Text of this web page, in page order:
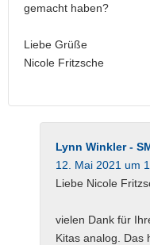
gemacht haben?
Liebe Grüße
Nicole Fritzsche
Lynn Winkler -
12. Mai 2021 um
Liebe Nicole
vielen Dank für
Kitas analog. Das